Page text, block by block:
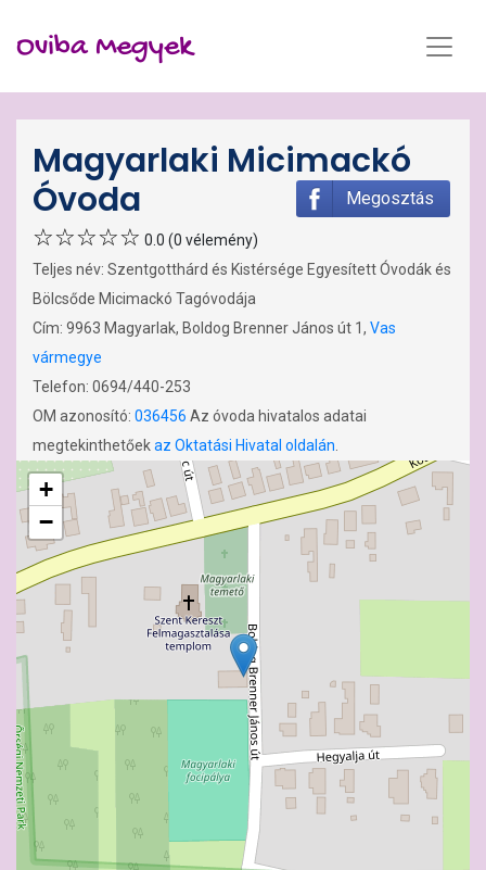
Oviba Megyek
Magyarlaki Micimackó
Óvoda
Megosztás
0.0 (0 vélemény)
Teljes név: Szentgotthárd és Kistérsége Egyesített Óvodák és
Bölcsőde Micimackó Tagóvodája
Cím: 9963 Magyarlak, Boldog Brenner János út 1, Vas
vármegye
Telefon: 0694/440-253
OM azonosító: 036456 Az óvoda hivatalos adatai
megtekinthetőekaz Oktatási Hivatal oldalán
+
−